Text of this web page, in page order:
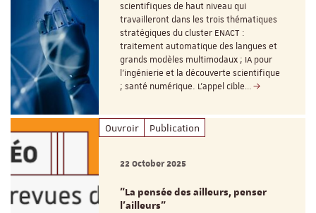
scientifiques de haut niveau qui
travailleront dans les trois thématiques
stratégiques du cluster ENACT :
traitement automatique des langues et
grands modèles multimodaux ; IA pour
l’ingénierie et la découverte scientifique
; santé numérique. L’appel cible…
Ouvroir Publication
22 October 2025
"La pensée des ailleurs, penser
l’ailleurs"